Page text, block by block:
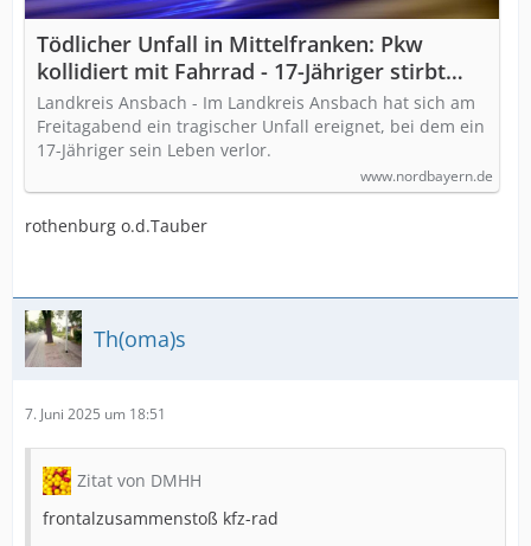
Tödlicher Unfall in Mittelfranken: Pkw
kollidiert mit Fahrrad - 17-Jähriger stirbt
noch vor Ort
Landkreis Ansbach - Im Landkreis Ansbach hat sich am
Freitagabend ein tragischer Unfall ereignet, bei dem ein
17-Jähriger sein Leben verlor.
www.nordbayern.de
rothenburg o.d.Tauber
Th(oma)s
7. Juni 2025 um 18:51
Zitat von DMHH
frontalzusammenstoß kfz-rad